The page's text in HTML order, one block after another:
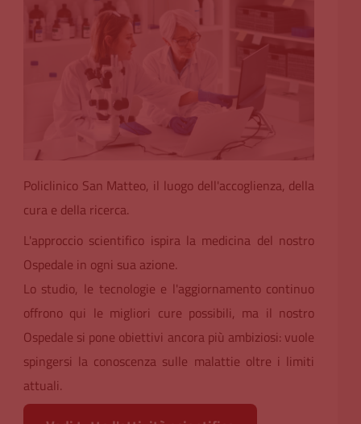
Policlinico San Matteo, il luogo dell'accoglienza, della
cura e della ricerca.
L'approccio scientifico ispira la medicina del nostro
Ospedale in ogni sua azione.
Lo studio, le tecnologie e l'aggiornamento continuo
offrono qui le migliori cure possibili, ma il nostro
Ospedale si pone obiettivi ancora più ambiziosi: vuole
spingersi la conoscenza sulle malattie oltre i limiti
attuali.